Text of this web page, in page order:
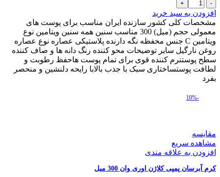
بود.
است.
کرم
آبرسان
پمپی
ویتامین
C
اوری
وان
300
میل
افزودن به سبد خرید
مشخصات کلی کشور سازنده ایران مناسب برای پوست های
معمولی حجم (میل) 300 مناسب سنین همه سنین ویتامین نوع
ویتامین C جنس محفظه نگه دارنده پلاستیکی عصاره نوع عصاره
روغن نارگیل سایر توضیحات محو کننده رنگ دانه ها و صاف کننده
سطح پوستنرم کننده قوی برای تمام پوست هاحفظ رطوبت و
لطافت پوستساختاری سبک با جذب بالابا رایحه دلنشین و منحصر
بفرد
-10%
مقایسه
مشاهده سریع
افزودن به علاقه مندی
کرم آبرسان پمپی کلاژن اوری وان 300 میل